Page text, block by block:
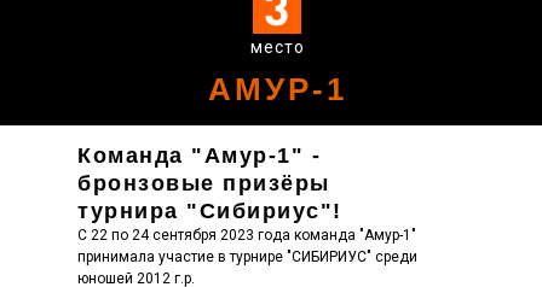
место
АМУР-1
Команда "Амур-1" -
бронзовые призёры
турнира "Сибириус"!
С 22 по 24 сентября 2023 года команда "Амур-1"
принимала участие в турнире "СИБИРИУС" среди
юношей 2012 г.р.